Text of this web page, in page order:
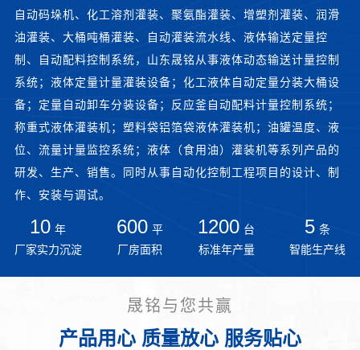
自动码垛机、化工溶剂灌装、聚氨酯灌装、增塑剂灌装、润滑
油灌装、大桶吨桶灌装、自动灌装流水线、液体输送定量控
制、自动配料控制系统，山东晟铭从事液体动态输送计量控制
系统；液体定量计量灌装设备；化工液体自动定量分装大桶设
备；定量自动卸车分装设备；反应釜自动配料计量控制系统；
称重式液体灌装机；塑料袋铝箔袋液体灌装机；油罐温度、液
位、流量计量监控系统；液体（食用油）灌装机等系列产品的
研发、生产、销售。同时从事自动化控制工程项目的设计、制
作、安装与调试。
10 年
厂家实力沉淀
600 平
厂房面积
1200 台
标准年产量
5 条
智能生产线
晟铭与您共赢
产品用心 质量放心 服务贴心